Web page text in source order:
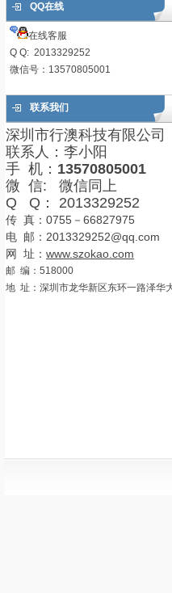
QQ在线
在线客服
Q Q: 2013329252
微信号：13570805001
联系我们
深圳市行澳科技有限公司
联系人：李小阳
手 机： 13570805001
微 信: 微信同上
Q Q： 2013329252
传 真：0755－66827975
电 邮：2013329252@qq.com
网 址： www.szokao.com
邮 编：518000
地 址：深圳市龙华新区东环一路泽华